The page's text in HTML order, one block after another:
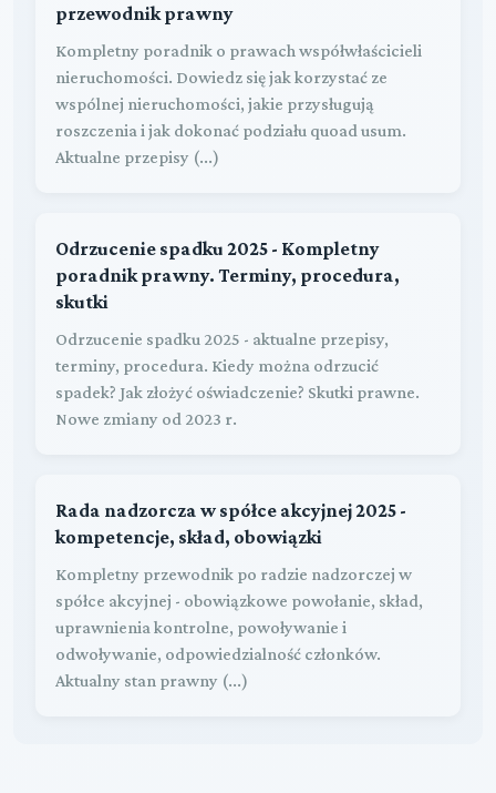
przewodnik prawny
Kompletny poradnik o prawach współwłaścicieli
nieruchomości. Dowiedz się jak korzystać ze
wspólnej nieruchomości, jakie przysługują
roszczenia i jak dokonać podziału quoad usum.
Aktualne przepisy (...)
Odrzucenie spadku 2025 - Kompletny
poradnik prawny. Terminy, procedura,
skutki
Odrzucenie spadku 2025 - aktualne przepisy,
terminy, procedura. Kiedy można odrzucić
spadek? Jak złożyć oświadczenie? Skutki prawne.
Nowe zmiany od 2023 r.
Rada nadzorcza w spółce akcyjnej 2025 -
kompetencje, skład, obowiązki
Kompletny przewodnik po radzie nadzorczej w
spółce akcyjnej - obowiązkowe powołanie, skład,
uprawnienia kontrolne, powoływanie i
odwoływanie, odpowiedzialność członków.
Aktualny stan prawny (...)